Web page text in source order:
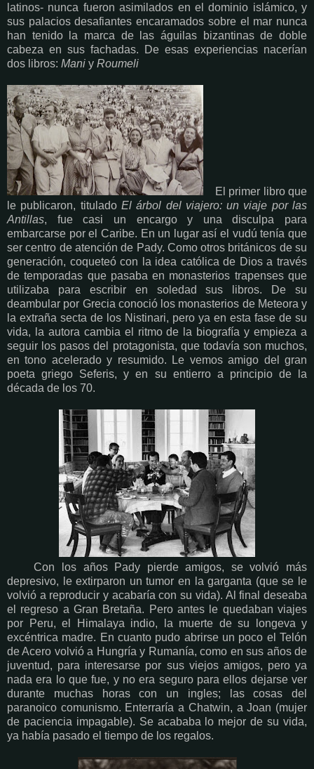
latinos- nunca fueron asimilados en el dominio islámico, y
sus palacios desafiantes encaramados sobre el mar nunca
han tenido la marca de las águilas bizantinas de doble
cabeza en sus fachadas. De esas experiencias nacerían
dos libros: Mani y Roumeli
El primer libro que
le publicaron, titulado El árbol del viajero: un viaje por las
Antillas, fue casi un encargo y una disculpa para
embarcarse por el Caribe. En un lugar así el vudú tenía que
ser centro de atención de Pady. Como otros británicos de su
generación, coqueteó con la idea católica de Dios a través
de temporadas que pasaba en monasterios trapenses que
utilizaba para escribir en soledad sus libros. De su
deambular por Grecia conoció los monasterios de Meteora y
la extraña secta de los Nistinari, pero ya en esta fase de su
vida, la autora cambia el ritmo de la biografía y empieza a
seguir los pasos del protagonista, que todavía son muchos,
en tono acelerado y resumido. Le vemos amigo del gran
poeta griego Seferis, y en su entierro a principio de la
década de los 70.
Con los años Pady pierde amigos, se volvió más
depresivo, le extirparon un tumor en la garganta (que se le
volvió a reproducir y acabaría con su vida). Al final deseaba
el regreso a Gran Bretaña. Pero antes le quedaban viajes
por Peru, el Himalaya indio, la muerte de su longeva y
excéntrica madre. En cuanto pudo abrirse un poco el Telón
de Acero volvió a Hungría y Rumanía, como en sus años de
juventud, para interesarse por sus viejos amigos, pero ya
nada era lo que fue, y no era seguro para ellos dejarse ver
durante muchas horas con un ingles; las cosas del
paranoico comunismo. Enterraría a Chatwin, a Joan (mujer
de paciencia impagable). Se acababa lo mejor de su vida,
ya había pasado el tiempo de los regalos.